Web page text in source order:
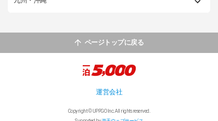
ページトップに戻る
運営会社
Copyright © UPPGO Inc. All rights reserved.